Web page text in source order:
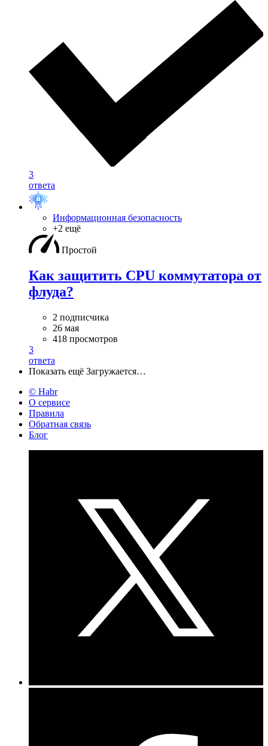
3
ответа
Информационная безопасность
+2 ещё
Простой
Как защитить CPU коммутатора от
флуда?
2 подписчика
26 мая
418 просмотров
3
ответа
Показать ещё Загружается…
© Habr
О сервисе
Правила
Обратная связь
Блог